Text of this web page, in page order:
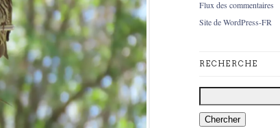
Flux des commentaires
Site de WordPress-FR
RECHERCHE